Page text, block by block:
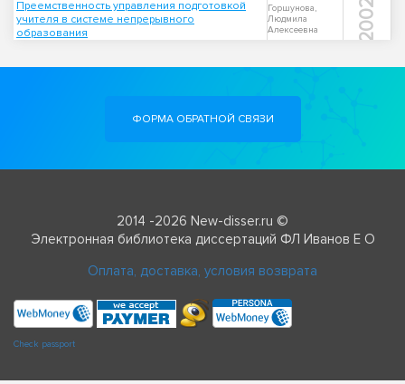
Преемственность управления подготовкой
учителя в системе непрерывного
образования
Горшунова,
Людмила
Алексеевна
2002
ФОРМА ОБРАТНОЙ СВЯЗИ
2014 -2026 New-disser.ru ©
Электронная библиотека диссертаций ФЛ Иванов Е О
Оплата, доставка, условия возврата
Check passport